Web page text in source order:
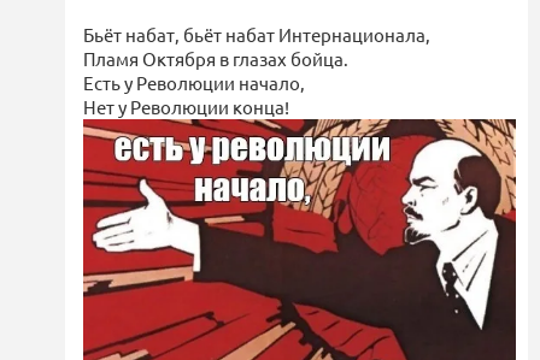
Бьёт набат, бьёт набат Интернационала,
Пламя Октября в глазах бойца.
Есть у Революции начало,
Нет у Революции конца!